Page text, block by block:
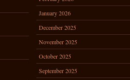
January 2026
December 2025
November 2025
October 2025
September 2025